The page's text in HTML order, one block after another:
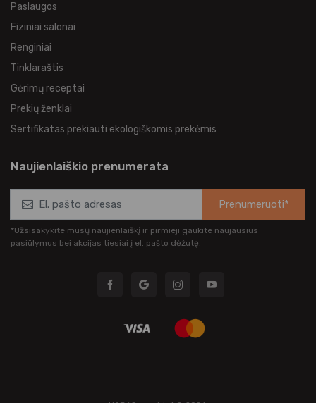
Paslaugos
Fiziniai salonai
Renginiai
Tinklaraštis
Gėrimų receptai
Prekių ženklai
Sertifikatas prekiauti ekologiškomis prekėmis
Naujienlaiškio prenumerata
Prenumeruoti*
*Užsisakykite mūsų naujienlaiškį ir pirmieji gaukite naujausius
pasiūlymus bei akcijas tiesiai į el. pašto dėžutę.